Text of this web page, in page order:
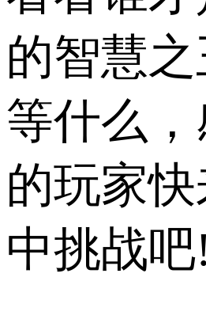
的智慧
等什么
的玩家
中挑战吧!